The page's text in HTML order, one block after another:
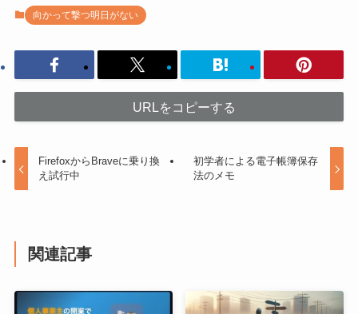
向かって撃つ明日がない
URLをコピーする
FirefoxからBraveに乗り換
え試行中
初学者による電子帳簿保存
法のメモ
関連記事